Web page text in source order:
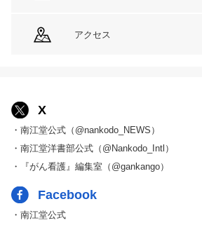
アクセス
X
・南江堂公式（@nankodo_NEWS）
・南江堂洋書部公式（@Nankodo_Intl）
・『がん看護』編集室（@gankango）
Facebook
・南江堂公式